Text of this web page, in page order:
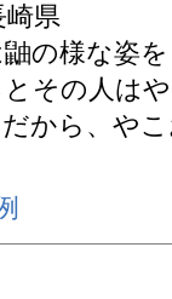
崎県
の様な姿
その人は
から、や